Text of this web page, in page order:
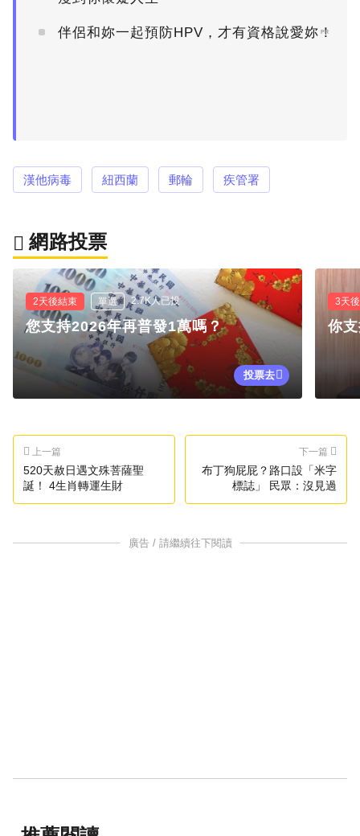
伴侶和妳一起預防HPV，才有資格說愛妳！
PR
漢他病毒 紐西蘭 郵輪 疾管署
網路投票
2天後結束 單選 2.7K人已投
您支持2026年再普發1萬嗎？
投票去
3天
你
上一篇
520天赦日遇文殊菩薩聖
誕！ 4生肖轉運生財
下一篇
布丁狗屁屁？路口設「米字
標誌」 民眾：沒見過
廣告 / 請繼續往下閱讀